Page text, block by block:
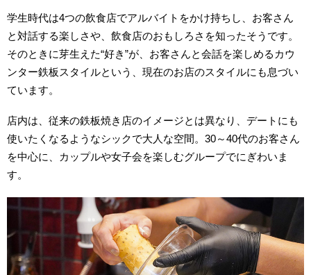
学生時代は4つの飲食店でアルバイトをかけ持ちし、お客さん
と対話する楽しさや、飲食店のおもしろさを知ったそうです。
そのときに芽生えた“好き”が、お客さんと会話を楽しめるカウ
ンター鉄板スタイルという、現在のお店のスタイルにも息づい
ています。
店内は、従来の鉄板焼き店のイメージとは異なり、デートにも
使いたくなるようなシックで大人な空間。30～40代のお客さん
を中心に、カップルや女子会を楽しむグループでにぎわいま
す。